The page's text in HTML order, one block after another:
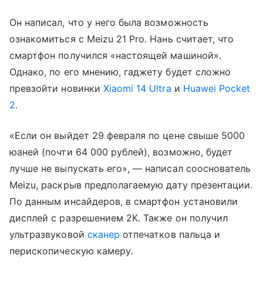
Он написал, что у него была возможность
ознакомиться с Meizu 21 Pro. Нань считает, что
смартфон получился «настоящей машиной».
Однако, по его мнению, гаджету будет сложно
превзойти новинки Xiaomi 14 Ultra и Huawei Pocket
2.
«Если он выйдет 29 февраля по цене свыше 5000
юаней (почти 64 000 рублей), возможно, будет
лучше не выпускать его», — написал сооснователь
Meizu, раскрыв предполагаемую дату презентации.
По данным инсайдеров, в смартфон установили
дисплей с разрешением 2К. Также он получил
ультразвуковой сканер отпечатков пальца и
перископическую камеру.